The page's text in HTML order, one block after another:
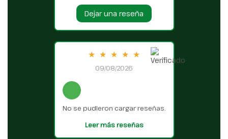
Dejar una reseña
★ ★ ★ ★ ★
09/08/2026
No se pudieron cargar reseñas.
Leer más reseñas